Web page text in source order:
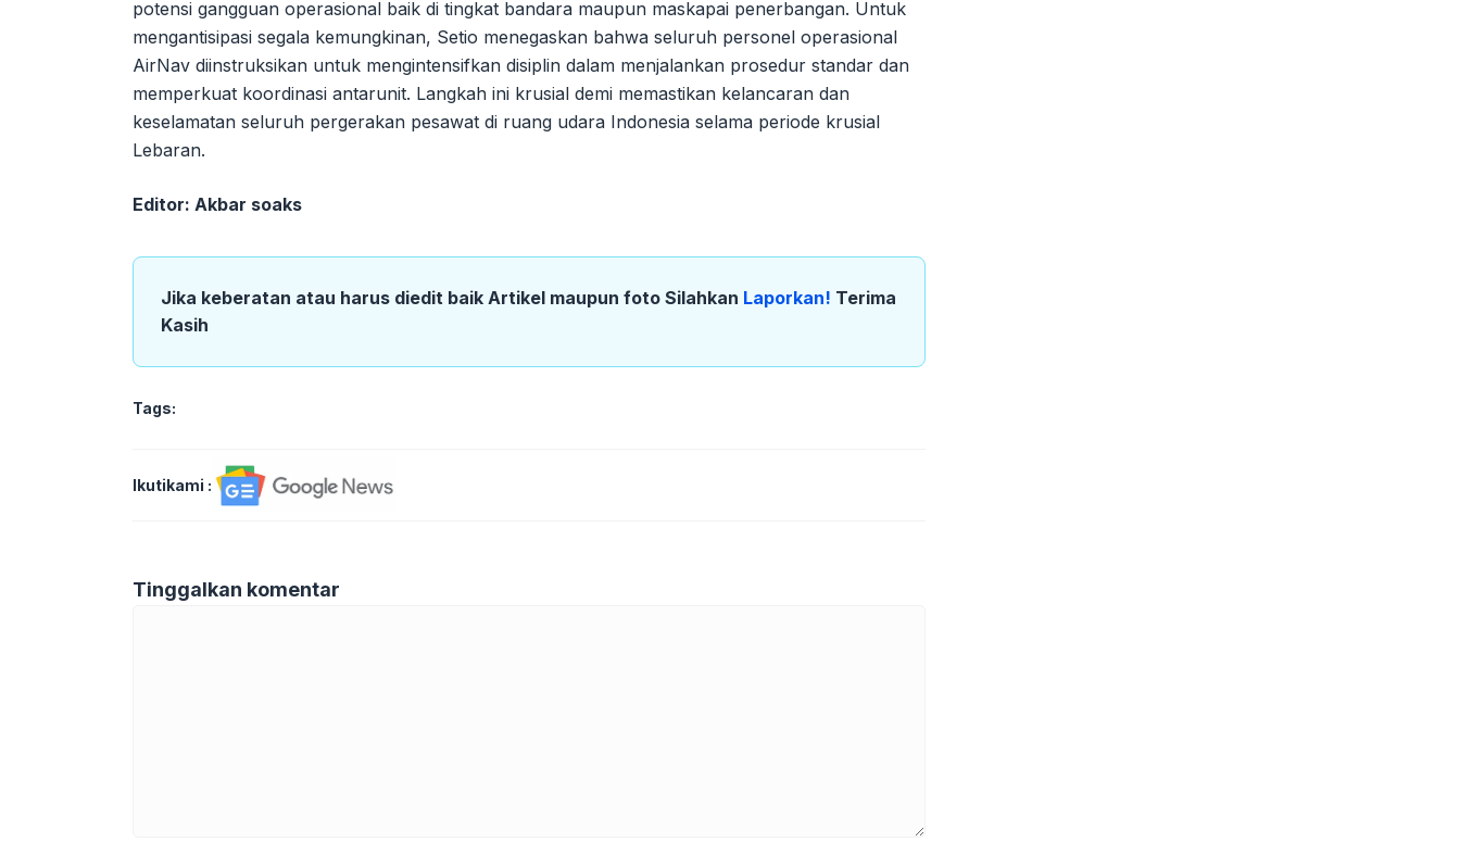
potensi gangguan operasional baik di tingkat bandara maupun maskapai penerbangan. Untuk
mengantisipasi segala kemungkinan, Setio menegaskan bahwa seluruh personel operasional
AirNav diinstruksikan untuk mengintensifkan disiplin dalam menjalankan prosedur standar dan
memperkuat koordinasi antarunit. Langkah ini krusial demi memastikan kelancaran dan
keselamatan seluruh pergerakan pesawat di ruang udara Indonesia selama periode krusial
Lebaran.
Editor: Akbar soaks
Jika keberatan atau harus diedit baik Artikel maupun foto Silahkan Laporkan! Terima
Kasih
Tags:
Ikutikami :
Tinggalkan komentar